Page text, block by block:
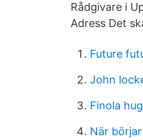
Rådgivare i
Adress Det
Future
John
Finola
När